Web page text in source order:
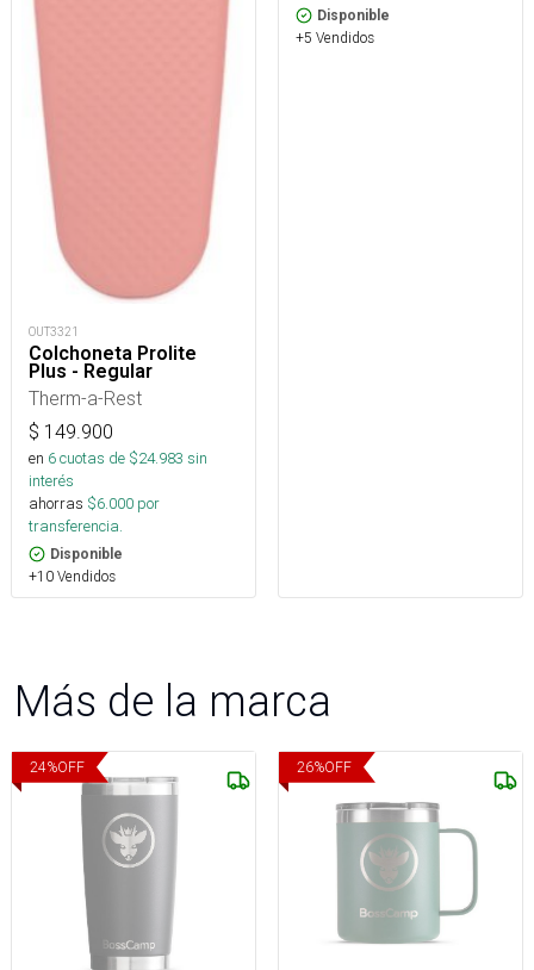
OUT3321
Colchoneta Prolite
Plus - Regular
Therm-a-Rest
$ 149.900
en 6cuotas de $24.983 sin
interés
ahorras $6.000 por
transferencia.
Disponible
+10 Vendidos
Disponible
+5 Vendidos
Más de la marca
24%OFF 26%OFF